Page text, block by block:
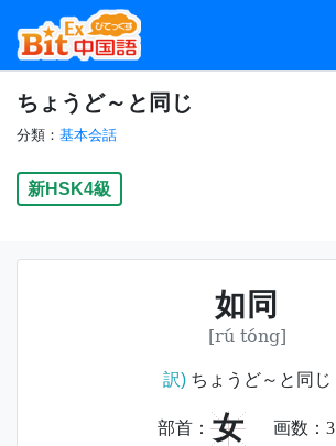
ちょうど～と同じ
分類： 基本会話
新HSK4級
如同
[rú tóng]
訳)ちょうど～と同じ
部首： 女 画数： 3